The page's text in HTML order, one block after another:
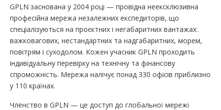
GPLN заснована у 2004 році — провідна неексклюзивна
професійна мережа незалежних експедиторів, що
спеціалізуються на проєктних і негабаритних вантажах:
важковагових, нестандартних та надгабаритних, морем,
повітрям і суходолом. Кожен учасник GPLN проходить
індивідуальну перевірку на технічну та фінансову
спроможність. Мережа налічує понад 330 офісів приблизно
у 110 країнах.
Членство в GPLN — це доступ до глобальної мережі